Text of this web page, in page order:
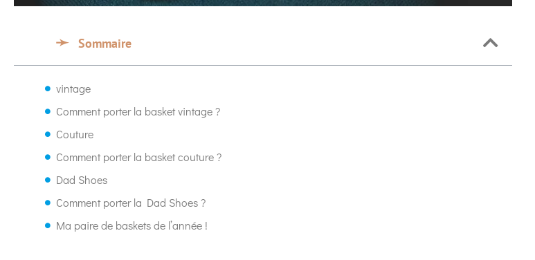
Sommaire
vintage
Comment porter la basket vintage ?
Couture
Comment porter la basket couture ?
Dad Shoes
Comment porter la Dad Shoes ?
Ma paire de baskets de l’année !